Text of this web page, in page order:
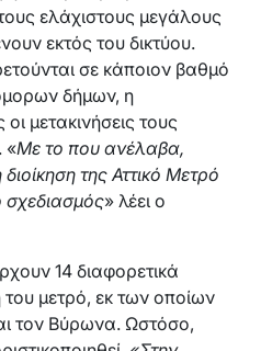
ελάχιστους μεγάλους
εκτός του δικτύου.
σε κάποιον βαθμό
δήμων, η
μετακινήσεις τους
«Με το που ανέλαβα,
της Αττικό Μετρό
σχεδιασμός» λέει ο
14 διαφορετικά
μετρό, εκ των οποίων
τον Βύρωνα. Ωστόσο,